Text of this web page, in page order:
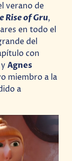
verano de
Rise of Gru,
en todo el
del
con
yAgnes
miembro a la
a